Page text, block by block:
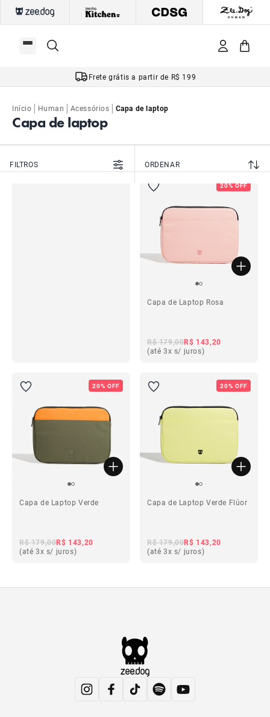
Frete grátis a partir de R$ 199
Capa de laptop
Início | Human | Acessórios | Capa de laptop
FILTROS ORDENAR
20% OFF
Capa de Laptop Rosa
R$ 179,00R$ 143,20
(até 3x s/ juros)
20% OFF
Capa de Laptop Verde
R$ 179,00R$ 143,20
(até 3x s/ juros)
20% OFF
Capa de Laptop Verde Flúor
R$ 179,00R$ 143,20
(até 3x s/ juros)